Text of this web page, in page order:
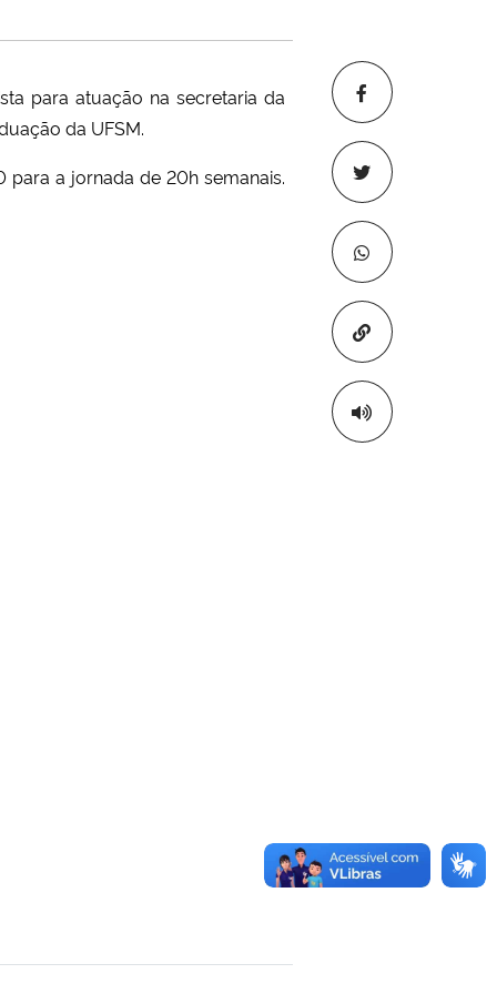
Copiar para
para atuação na secretaria da
da UFSM.
a jornada de 20h semanais.